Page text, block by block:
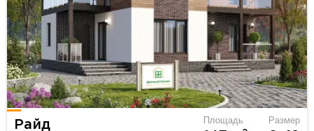
Райд Площадь Размер